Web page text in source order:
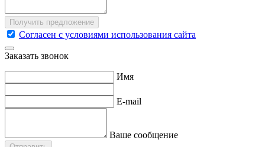
Согласен с условиями использования сайта
Заказать звонок
Имя
E-mail
Ваше сообщение